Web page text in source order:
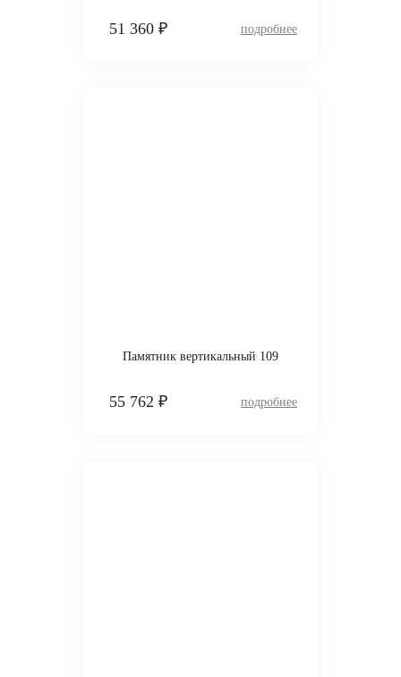
51 360 ₽
Памятник вертикальный 109
55 762 ₽